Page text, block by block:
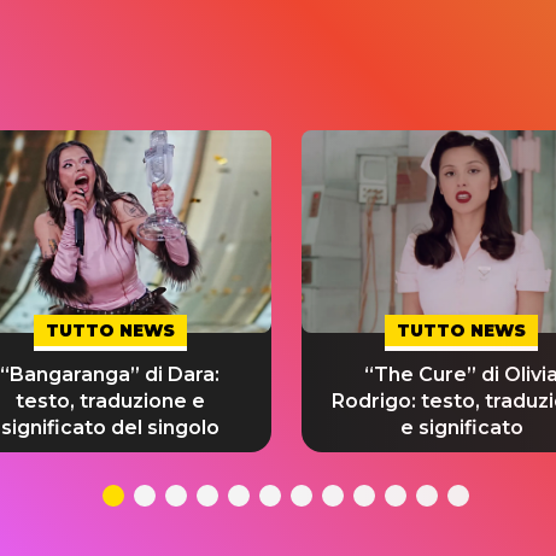
TUTTO NEWS
“Bangaranga” di Dara:
testo, traduzione e
significato del singolo
TUTTO NEWS
“The Cure” di Olivia
Rodrigo: testo,
e significato